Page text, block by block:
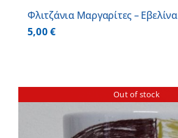
Φλιτζάνια Μαργαρίτες – Εβελίνα
5,00€
Out of stock